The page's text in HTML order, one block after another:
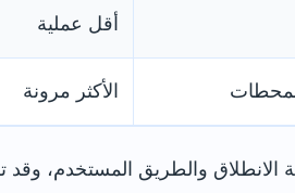
أقل عملية
الأكثر مرونة